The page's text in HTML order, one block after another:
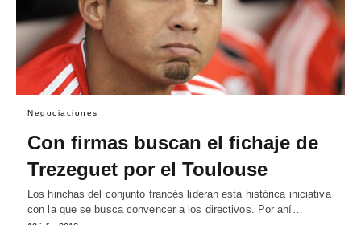
Negociaciones
Con firmas buscan el fichaje de
Trezeguet por el Toulouse
Los hinchas del conjunto francés lideran esta histórica iniciativa
con la que se busca convencer a los directivos. Por ahí…